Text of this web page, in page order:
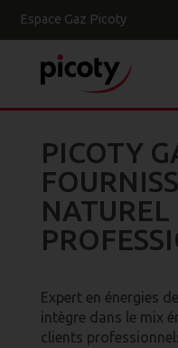
Espace Gaz Picoty
PICOTY
NATUREL
Expert en énergies
intègre dans le mix
clients